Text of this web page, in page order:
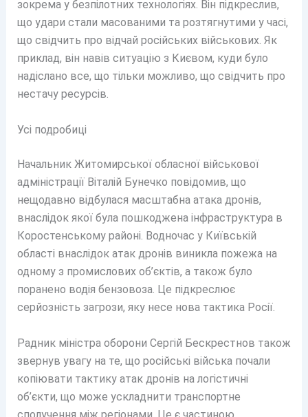
зокрема у безпілотних технологіях. Він підкреслив,
що удари стали масованими та розтягнутими у часі,
що свідчить про відчай російських військових. Як
приклад, він навів ситуацію з Києвом, куди було
надіслано все, що тільки можливо, що свідчить про
нестачу ресурсів.
Усі подробиці
Начальник Житомирської обласної військової
адміністрації Віталій Бунечко повідомив, що
нещодавно відбулася масштабна атака дронів,
внаслідок якої була пошкоджена інфраструктура в
Коростенському районі. Водночас у Київській
області внаслідок атак дронів виникла пожежа на
одному з промислових об’єктів, а також було
поранено водія бензовоза. Це підкреслює
серйозність загрози, яку несе нова тактика Росії.
Радник міністра оборони Сергій Бескрестнов також
звернув увагу на те, що російські війська почали
копіювати тактику атак дронів на логістичні
об’єкти, що може ускладнити транспортне
сполучення між регіонами. Це є частиною